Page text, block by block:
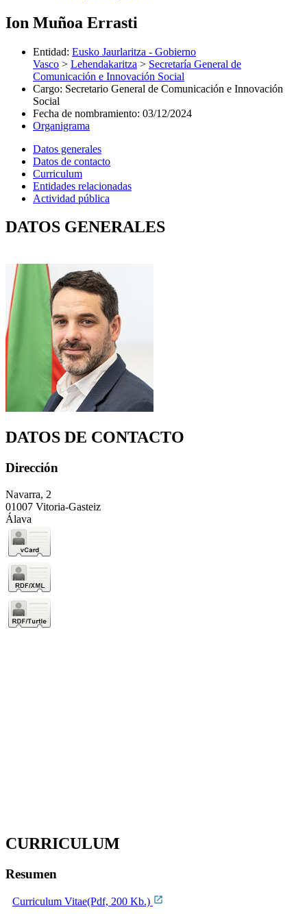
Ion Muñoa Errasti
Entidad: Eusko Jaurlaritza - Gobierno
Vasco > Lehendakaritza > Secretaría General de
Comunicación e Innovación Social
Cargo: Secretario General de Comunicación e Innovación
Social
Fecha de nombramiento: 03/12/2024
Organigrama
Datos generales
Datos de contacto
Curriculum
Entidades relacionadas
Actividad pública
DATOS GENERALES
DATOS DE CONTACTO
Dirección
Navarra, 2
01007 Vitoria-Gasteiz
Álava
CURRICULUM
Resumen
Curriculum Vitae(Pdf, 200 Kb.)